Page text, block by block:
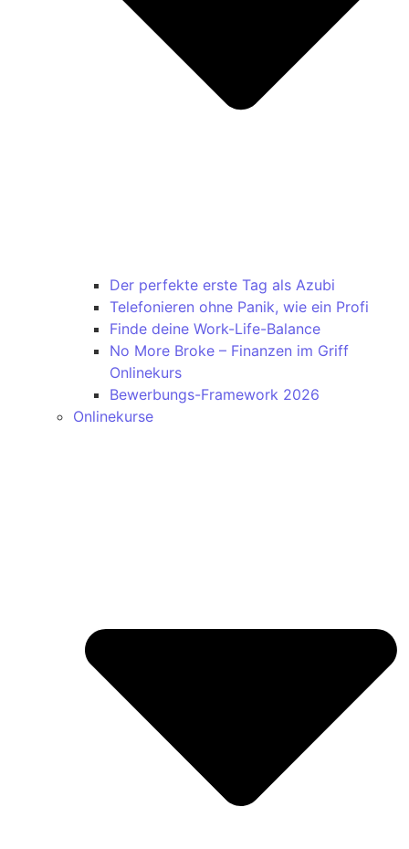
Der perfekte erste Tag als Azubi
Telefonieren ohne Panik, wie ein Profi
Finde deine Work-Life-Balance
No More Broke – Finanzen im Griff
Onlinekurs
Bewerbungs-Framework 2026
Onlinekurse